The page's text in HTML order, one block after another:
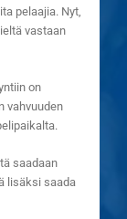
pelaajia. Nyt,
vastaan
on
vahvuuden
saadaan
lisäksi saada